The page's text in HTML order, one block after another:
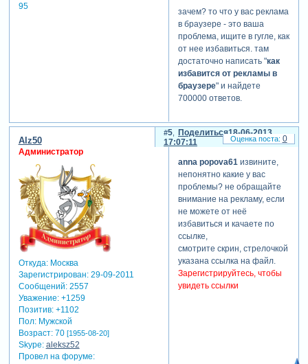
95
зачем? то что у вас реклама
в браузере - это ваша
проблема, ищите в гугле, как
от нее избавиться. там
достаточно написать "как
избавится от рекламы в
браузере" и найдете
700000 ответов.
Поделиться
5
18-06-2013
17:07:11
Alz50
Администратор
Откуда:Москва
Зарегистрирован: 29-09-2011
Сообщений:2557
Уважение: +1259
Позитив: +1102
Пол:Мужской
Возраст:70 [1955-08-20]
Skype: aleksz52
Провел на форуме:
anna popova61 извините,
непонятно какие у вас
проблемы? не обращайте
внимание на рекламу, если
не можете от неё
избавиться и качаете по
ссылке,
смотрите скрин, стрелочкой
указана ссылка на файл.
Зарегистрируйтесь, чтобы
увидеть ссылки
0